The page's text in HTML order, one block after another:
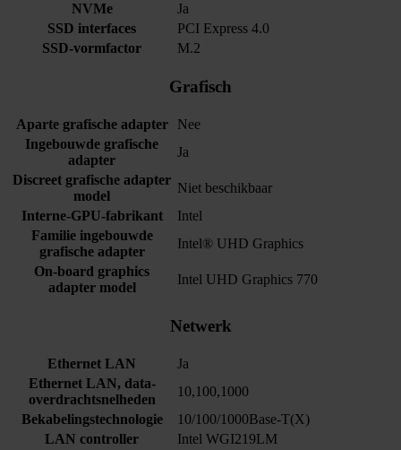
NVMe
Ja
SSD interfaces
PCI Express 4.0
SSD-vormfactor
M.2
Grafisch
Aparte grafische adapter
Nee
Ingebouwde grafische
adapter
Ja
Discreet grafische adapter
model
Niet beschikbaar
Interne-GPU-fabrikant
Intel
Familie ingebouwde
grafische adapter
Intel® UHD Graphics
On-board graphics
adapter model
Intel UHD Graphics 770
Netwerk
Ethernet LAN
Ja
Ethernet LAN, data-
overdrachtsnelheden
10,100,1000
Bekabelingstechnologie
10/100/1000Base-T(X)
LAN controller
Intel WGI219LM